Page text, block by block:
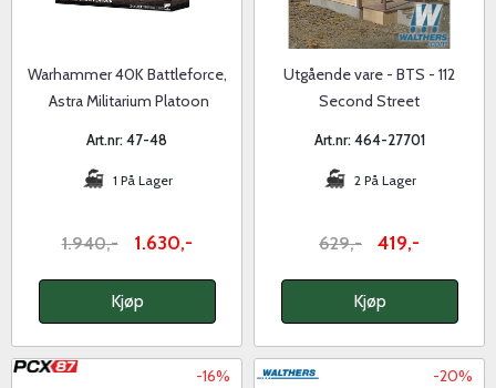
Warhammer 40K Battleforce,
Astra Militarium Platoon
Art.nr: 47-48
1 På Lager
1.940,- 1.630,-
Kjøp
Utgående vare - BTS - 112
Second Street
Art.nr: 464-27701
2 På Lager
629,- 419,-
Kjøp
-16% -20%